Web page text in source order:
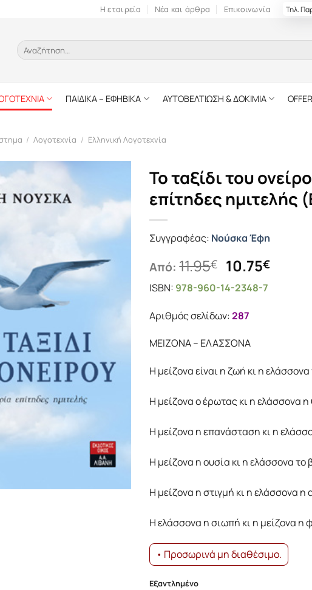
Η εταιρεία Νέα και άρθρα Επικοινωνία Τηλ.
Αναζήτηση
για:
ΠΑΙΔΙΚΑ – ΕΦΗΒΙΚΑ ΑΥΤΟΒΕΛΤΙΩΣΗ & ΔΟΚΙΜΙΑ
/ Λογοτεχνία / Ελληνική Λογοτεχνία
Το ταξίδι του
επίτηδες ημιτελής
Συγγραφέας: Νούσκα Έφη
Από:11.95€ Original
price
was:
11.95€.
10.75€Η
ISBN: 978-960-14-2348-7
Αριθμός σελίδων:287
ΜΕΙΖΟΝΑ – ΕΛΑΣΣΟΝΑ
Η μείζονα είναι η ζωή κι η
Η µείζονα ο έρωτας κι η ελάσσονα η
Η µείζονα η επανάσταση κι η
Η µείζονα η ουσία κι η ελάσσονα το
Η µείζονα η στιγµή κι η ελάσσονα η
Η ελάσσονα η σιωπή κι η µείζονα η
• Προσωρινά μη διαθέσιμο.
Εξαντλημένο